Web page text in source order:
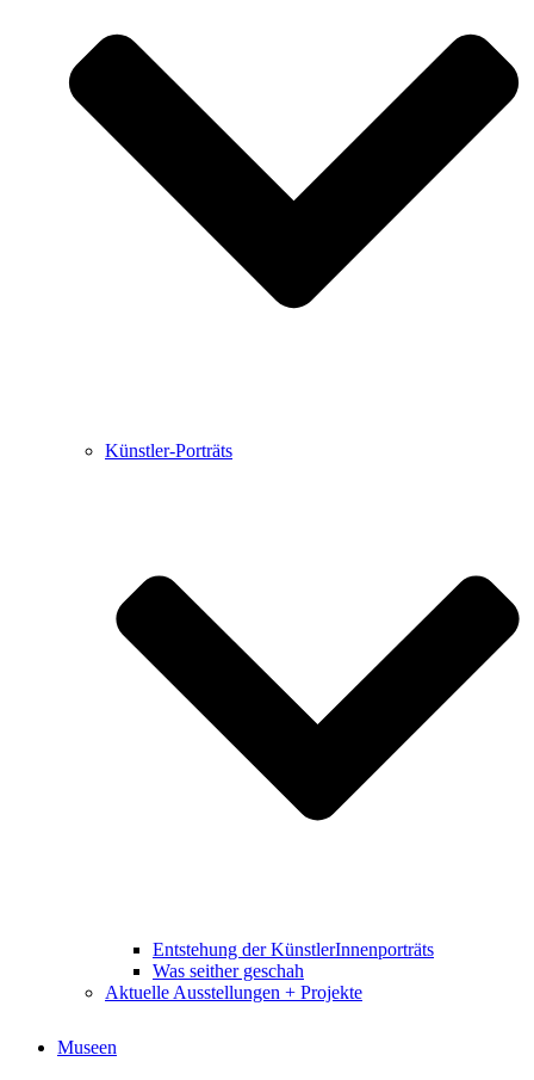
Buchbesprechungen von Harald Schwiers
Haralds Streifzüge
Hörtipps von Harald Schwiers
Kunstausflüge mit Sigrid Balke
Marc Peschke – Out of The Länd
Buchtipps von Uli Rothfuss
Künstler-Porträts
Entstehung der KünstlerInnenporträts
Was seither geschah
Aktuelle Ausstellungen + Projekte
Museen